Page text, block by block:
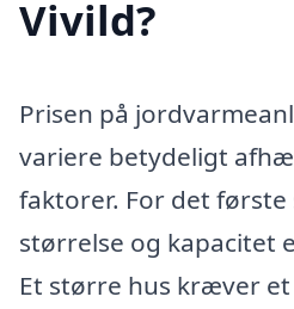
Vivild?
Prisen på
variere betydeligt
faktorer. For det
størrelse og kapacitet
Et større hus kræver